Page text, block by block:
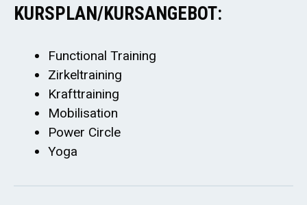
KURSPLAN/KURSANGEBOT:
Functional Training
Zirkeltraining
Krafttraining
Mobilisation
Power Circle
Yoga